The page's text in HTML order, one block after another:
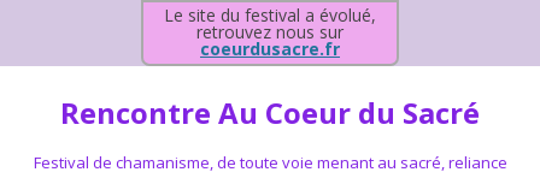
Le site du festival a évolué,
retrouvez nous sur
coeurdusacre.fr
Rencontre Au Coeur du Sacré
Festival de chamanisme, de toute voie menant au sacré, reliance